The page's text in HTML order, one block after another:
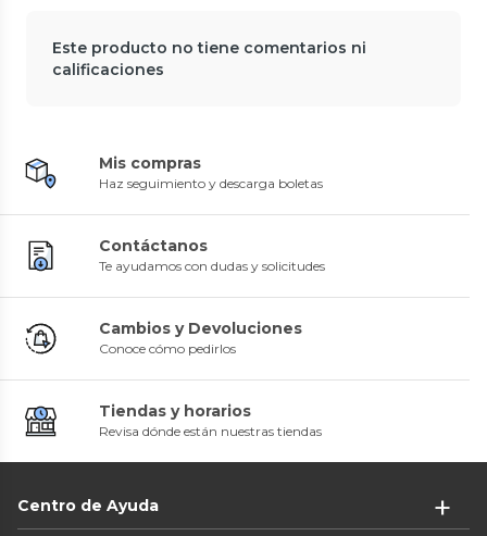
Este producto no tiene comentarios ni
calificaciones
Mis compras
Haz seguimiento y descarga boletas
Contáctanos
Te ayudamos con dudas y solicitudes
Cambios y Devoluciones
Conoce cómo pedirlos
Tiendas y horarios
Revisa dónde están nuestras tiendas
Centro de Ayuda